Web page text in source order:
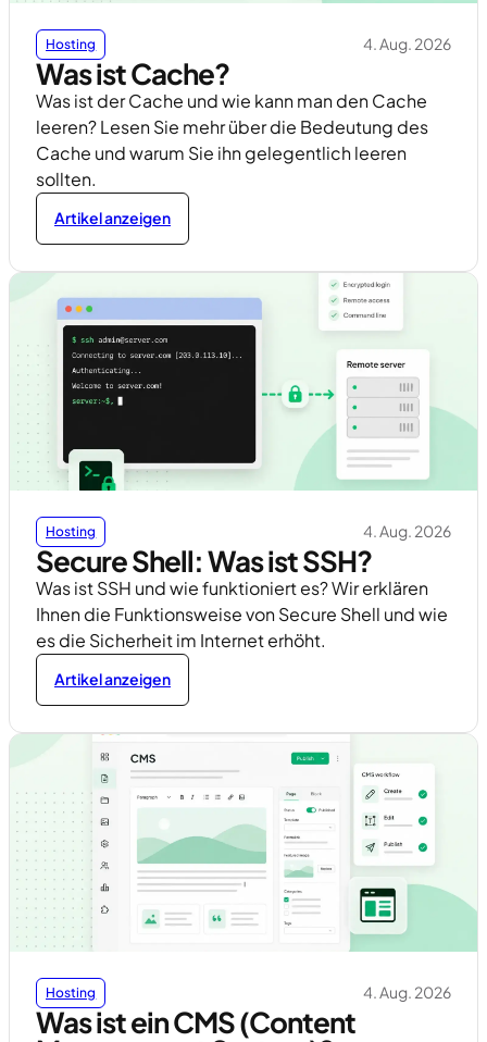
Hosting 4. Aug. 2026
Was ist Cache?
Was ist der Cache und wie kann man den Cache
leeren? Lesen Sie mehr über die Bedeutung des
Cache und warum Sie ihn gelegentlich leeren
sollten.
Artikel anzeigen
Hosting 4. Aug. 2026
Secure Shell: Was ist SSH?
Was ist SSH und wie funktioniert es? Wir erklären
Ihnen die Funktionsweise von Secure Shell und wie
es die Sicherheit im Internet erhöht.
Artikel anzeigen
Hosting 4. Aug. 2026
Was ist ein CMS (Content